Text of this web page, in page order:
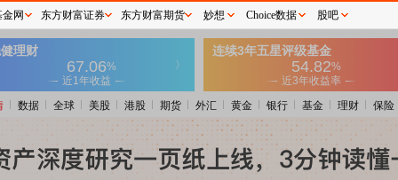
数据 全球 美股 港股 期货 外汇 黄金 银行 基金 理财 保险
网 东方财富证券 东方财富期货 妙想 Choice数据 股吧